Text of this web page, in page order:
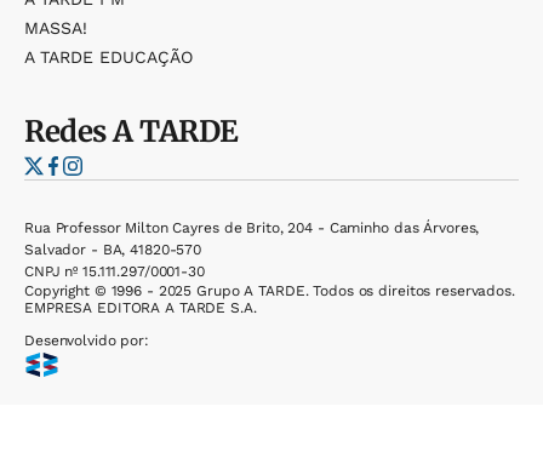
MASSA!
A TARDE EDUCAÇÃO
RedesA TARDE
Rua Professor Milton Cayres de Brito, 204 - Caminho das Árvores,
Salvador - BA, 41820-570
CNPJ nº 15.111.297/0001-30
Copyright © 1996 - 2025 Grupo A TARDE. Todos os direitos reservados.
EMPRESA EDITORA A TARDE S.A.
Desenvolvido por: